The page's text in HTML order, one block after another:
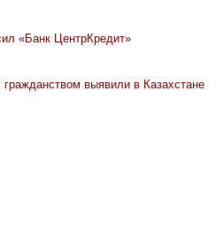
«Банк ЦентрКредит»
выявили в Казахстане